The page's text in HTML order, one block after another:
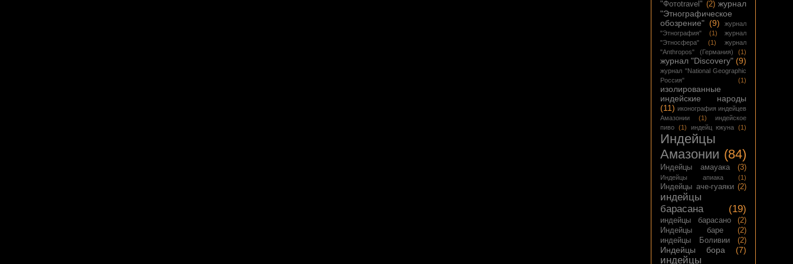
"Фотоtravel" (2) журнал
"Этнографическое
обозрение" (9)
журнал
"Этнография"
(1)
журнал
"Этносфера"
(1)
журнал
"Anthropos" (Германия)
(1)
журнал "Discovery" (9)
журнал "National Geographic
Россия"
(1)
изолированные
индейские народы
(11) иконография индейцев
Амазонии
(1)
индейское
пиво (1) индейц юкуна (1)
Индейцы
Амазонии (84)
Индейцы амауака (3)
Индейцы апиака (1)
Индейцы аче-гуаяки (2)
индейцы
барасана
(19)
индейцы барасано
(2)
Индейцы баре
(2)
индейцы Боливии
(2)
Индейцы бора (7)
индейцы